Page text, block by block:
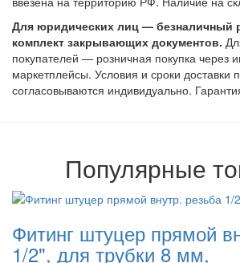
Для юридических лиц — безналичный
комплект закрывающих документов.
покупателей — розничная покупка через
маркетплейсы. Условия и сроки доставки
согласовываются индивидуально.
Популярные
Фитинг штуцер прямой
1/2", для трубки 8 мм,